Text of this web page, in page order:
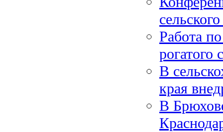
Работа
рогатого
В
края
В